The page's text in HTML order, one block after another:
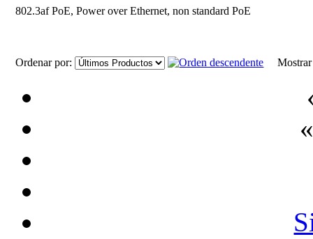
802.3af PoE, Power over Ethernet, non standard PoE
Ordenar por: